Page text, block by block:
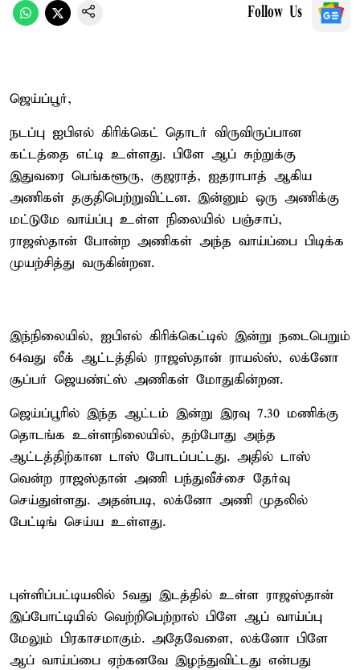
Follow Us
ஜெய்ப்பூர்,
நடப்பு ஐபிஎல் கிரிக்கெட் தொடர் விருவிருப்பான
கட்டத்தை எட்டி உள்ளது. பிளே ஆப் சுற்றுக்கு
இதுவரை பெங்களூரு, குஜராத், ஐதராபாத் ஆகிய
அணிகள் தகுதிபெற்றுவிட்டன. இன்னும் ஒரு அணிக்கு
மட்டுமே வாய்ப்பு உள்ள நிலையில் பஞ்சாப்,
ராஜஸ்தான் போன்ற அணிகள் அந்த வாய்ப்பை பிடிக்க
முயற்சித்து வருகின்றன.
இந்நிலையில், ஐபிஎல் கிரிக்கெட்டில் இன்று நடைபெறும்
64வது லீக் ஆட்டத்தில் ராஜஸ்தான் ராயல்ஸ், லக்னோ
சூப்பர் ஜெயண்ட்ஸ் அணிகள் மோதுகின்றன.
ஜெய்ப்பூரில் இந்த ஆட்டம் இன்று இரவு 7.30 மணிக்கு
தொடங்க உள்ளநிலையில், தற்போது அந்த
ஆட்டத்திற்கான டாஸ் போடப்பட்டது. அதில் டாஸ்
வென்ற ராஜஸ்தான் அணி பந்துவீச்சை தேர்வு
செய்துள்ளது. அதன்படி, லக்னோ அணி முதலில்
பேட்டிங் செய்ய உள்ளது.
புள்ளிப்பட்டியலில் 5வது இடத்தில் உள்ள ராஜஸ்தான்
இப்போட்டியில் வெற்றிபெற்றால் பிளே ஆப் வாய்ப்பு
மேலும் பிரகாசமாகும். அதேவேளை, லக்னோ பிளே
ஆப் வாய்ப்பை ஏற்கனவே இழந்துவிட்டது என்பது